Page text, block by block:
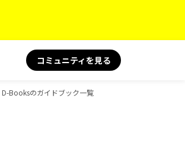
コミュニティを見る
Booksのガイドブック一覧